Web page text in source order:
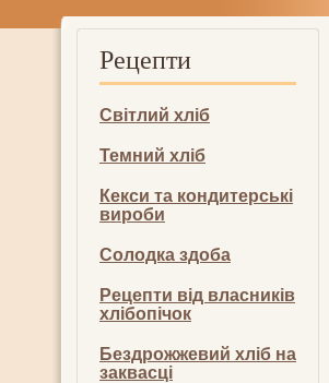
Рецепти
Світлий хліб
Темний хліб
Кекси та кондитерські
вироби
Солодка здоба
Рецепти від власників
хлібопічок
Бездрожжевий хліб на
заквасці